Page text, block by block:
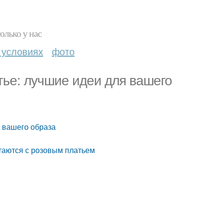
у нас
фото
лучшие идеи для вашего
образа
с розовым платьем